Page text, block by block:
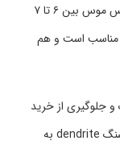
dendrite معمولاً سختی متوسطی دارد و در مقیاس موس بین ۶ تا ۷
مناسب است و هم
جلوگیری از خرید
نمونه‌های کم‌ارزش بسیار اهمیت دارد. همچنین سنگ dendrite به